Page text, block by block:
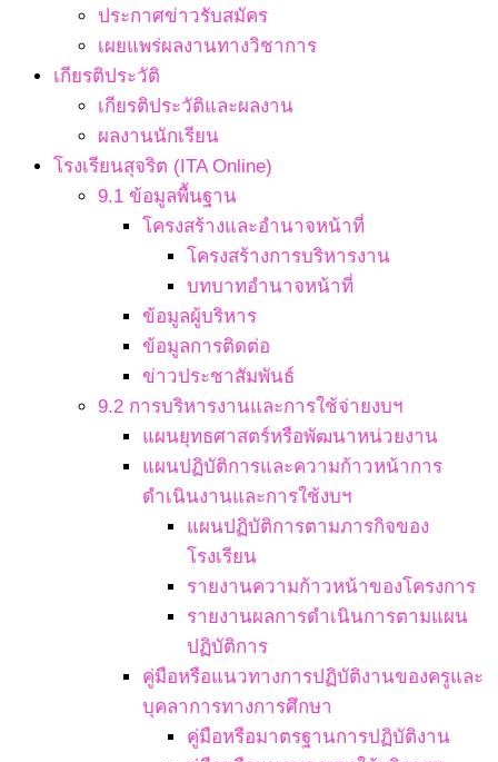
ประกาศข่าวรับสมัคร
เผยแพร่ผลงานทางวิชาการ
เกียรติประวัติ
เกียรติประวัติและผลงาน
ผลงานนักเรียน
โรงเรียนสุจริต (ITA Online)
9.1 ข้อมูลพื้นฐาน
โครงสร้างและอำนาจหน้าที่
โครงสร้างการบริหารงาน
บทบาทอำนาจหน้าที่
ข้อมูลผู้บริหาร
ข้อมูลการติดต่อ
ข่าวประชาสัมพันธ์
9.2 การบริหารงานและการใช้จ่ายงบฯ
แผนยุทธศาสตร์หรือพัฒนาหน่วยงาน
แผนปฏิบัติการและความก้าวหน้าการ
ดำเนินงานและการใช้งบฯ
แผนปฏิบัติการตามภารกิจของ
โรงเรียน
รายงานความก้าวหน้าของโครงการ
รายงานผลการดำเนินการตามแผน
ปฏิบัติการ
คู่มือหรือแนวทางการปฏิบัติงานของครูและ
บุคลาการทางการศึกษา
คู่มือหรือมาตรฐานการปฏิบัติงาน